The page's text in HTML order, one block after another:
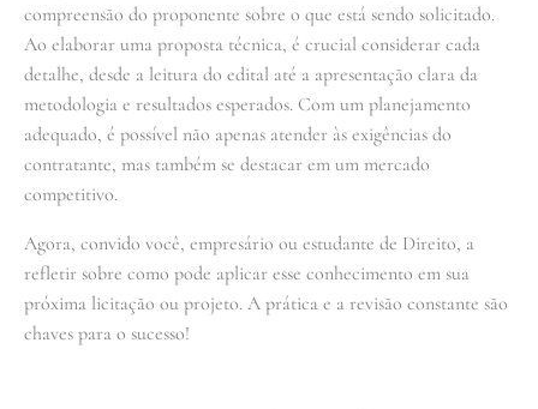
compreensão do proponente sobre o que está sendo solicitado.
Ao elaborar uma proposta técnica, é crucial considerar cada
detalhe, desde a leitura do edital até a apresentação clara da
metodologia e resultados esperados. Com um planejamento
adequado, é possível não apenas atender às exigências do
contratante, mas também se destacar em um mercado
competitivo.
Agora, convido você, empresário ou estudante de Direito, a
refletir sobre como pode aplicar esse conhecimento em sua
próxima licitação ou projeto. A prática e a revisão constante são
chaves para o sucesso!